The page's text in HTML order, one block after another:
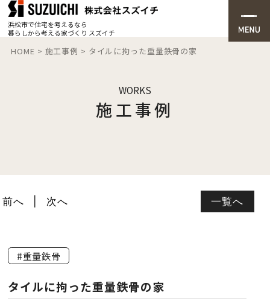
浜松市で住宅を考えるなら
暮らしから考える家づくり スズイチ
HOME > 施工事例 > タイルに拘った重量鉄骨の家
WORKS
施工事例
一覧へ
前へ 次へ
#重量鉄骨
タイルに拘った重量鉄骨の家